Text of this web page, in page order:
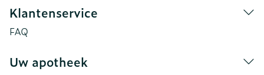
Klantenservice
FAQ
Uw apotheek